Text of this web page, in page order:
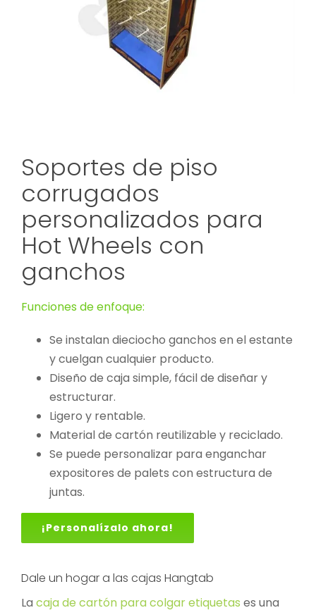
Soportes de piso
corrugados
personalizados para
Hot Wheels con
ganchos
Funciones de enfoque:
Se instalan dieciocho ganchos en el estante
y cuelgan cualquier producto.
Diseño de caja simple, fácil de diseñar y
estructurar.
Ligero y rentable.
Material de cartón reutilizable y reciclado.
Se puede personalizar para enganchar
expositores de palets con estructura de
juntas.
¡Personalízalo ahora!
Dale un hogar a las cajas Hangtab
La caja de cartón para colgar etiquetas es una